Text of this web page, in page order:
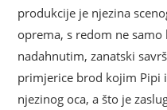
produkcije je njezina
oprema, s redom ne
nadahnutim, zanatski
primjerice brod kojim Pipi
njezinog oca, a što je